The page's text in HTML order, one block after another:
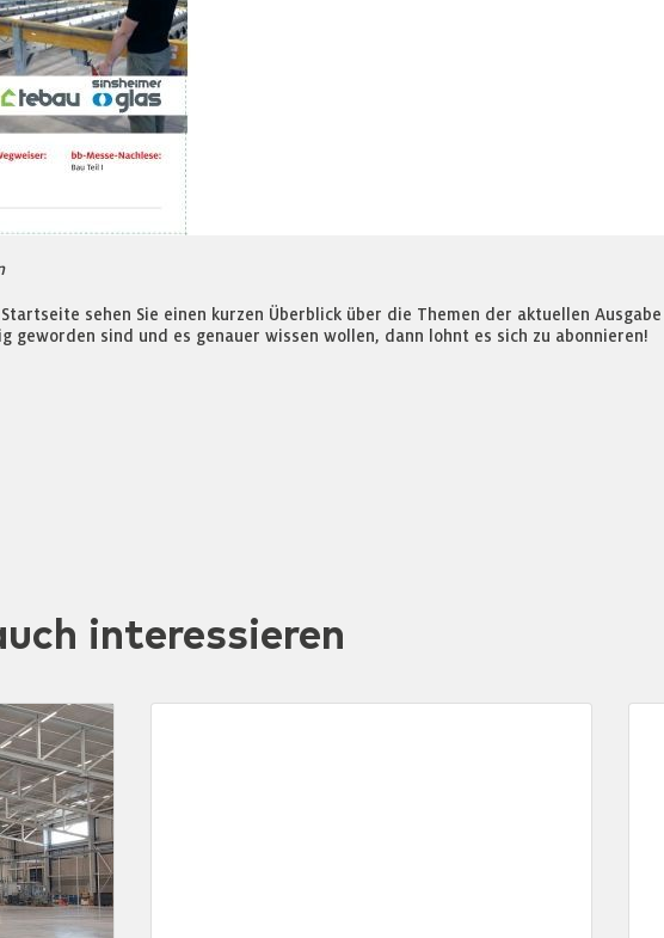
sehen Sie einen kurzen Überblick über die Themen der aktuellen
geworden sind und es genauer wissen wollen, dann lohnt es sich zu abonnieren!
interessieren